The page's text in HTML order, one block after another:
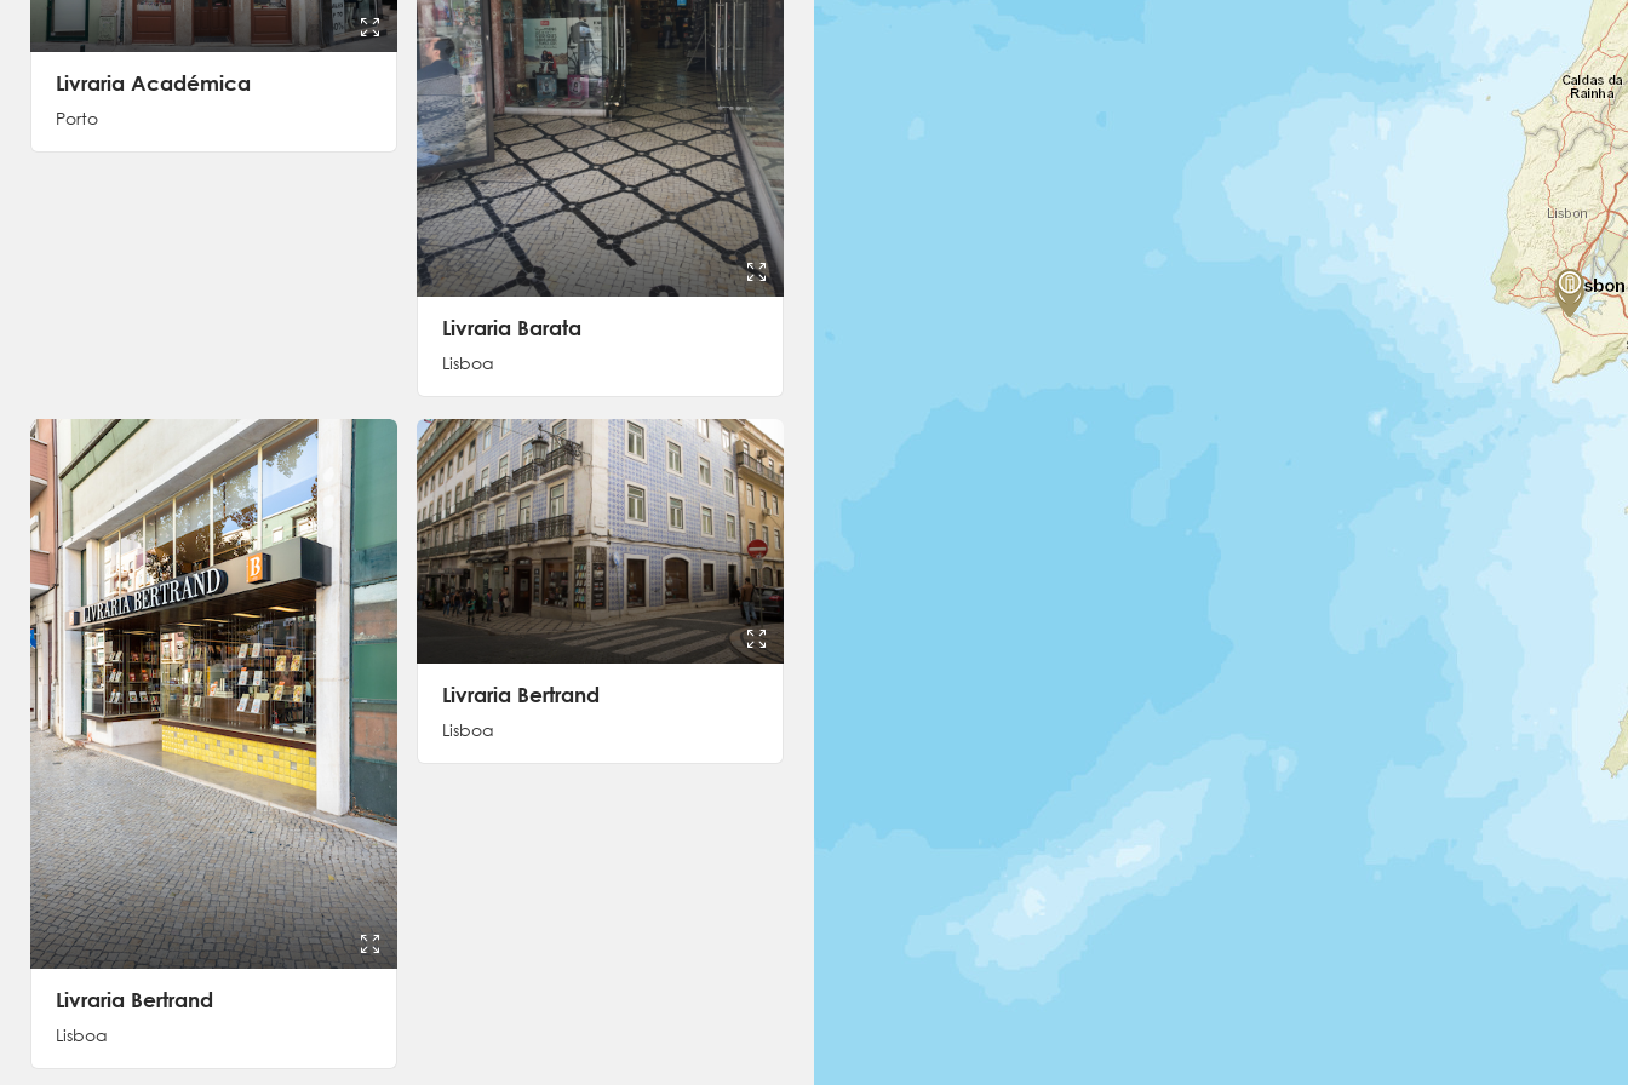
Livraria Académica
Porto
Livraria Barata
Lisboa
Livraria Bertrand
Lisboa
Livraria Bertrand
Lisboa